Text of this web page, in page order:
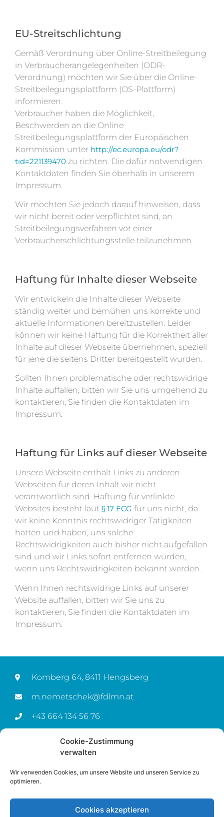
Cookie-Zustimmung
verwalten
Wir verwenden Cookies, um unsere Website und unseren Service zu
optimieren.
Cookies akzeptieren
EU-Streitschlichtung
Gemäß Verordnung über Online-Streitbeilegung
in Verbraucherangelegenheiten (ODR-
Verordnung) möchten wir Sie über die Online-
Streitbeilegungsplattform (OS-Plattform)
informieren.
Verbraucher haben die Möglichkeit,
Beschwerden an die Online
Streitbeilegungsplattform der Europäischen
Kommission unter http://ec.europa.eu/odr?
tid=221139470 zu richten. Die dafür notwendigen
Kontaktdaten finden Sie oberhalb in unserem
Impressum.
Wir möchten Sie jedoch darauf hinweisen, dass
wir nicht bereit oder verpflichtet sind, an
Streitbeilegungsverfahren vor einer
Verbraucherschlichtungsstelle teilzunehmen.
Haftung für Inhalte dieser Webseite
Wir entwickeln die Inhalte dieser Webseite
ständig weiter und bemühen uns korrekte und
aktuelle Informationen bereitzustellen. Leider
können wir keine Haftung für die Korrektheit aller
Inhalte auf dieser Webseite übernehmen, speziell
für jene die seitens Dritter bereitgestellt wurden.
Sollten Ihnen problematische oder rechtswidrige
Inhalte auffallen, bitten wir Sie uns umgehend zu
kontaktieren, Sie finden die Kontaktdaten im
Impressum.
Haftung für Links auf dieser Webseite
Unsere Webseite enthält Links zu anderen
Webseiten für deren Inhalt wir nicht
verantwortlich sind. Haftung für verlinkte
Websites besteht laut § 17 ECG für uns nicht, da
wir keine Kenntnis rechtswidriger Tätigkeiten
hatten und haben, uns solche
Rechtswidrigkeiten auch bisher nicht aufgefallen
sind und wir Links sofort entfernen würden,
wenn uns Rechtswidrigkeiten bekannt werden.
Wenn Ihnen rechtswidrige Links auf unserer
Website auffallen, bitten wir Sie uns zu
kontaktieren, Sie finden die Kontaktdaten im
Impressum.
Komberg 64, 8411 Hengsberg
m.nemetschek@fdlmn.at
+43 664 134 56 76
12.2003 Vermögensberater